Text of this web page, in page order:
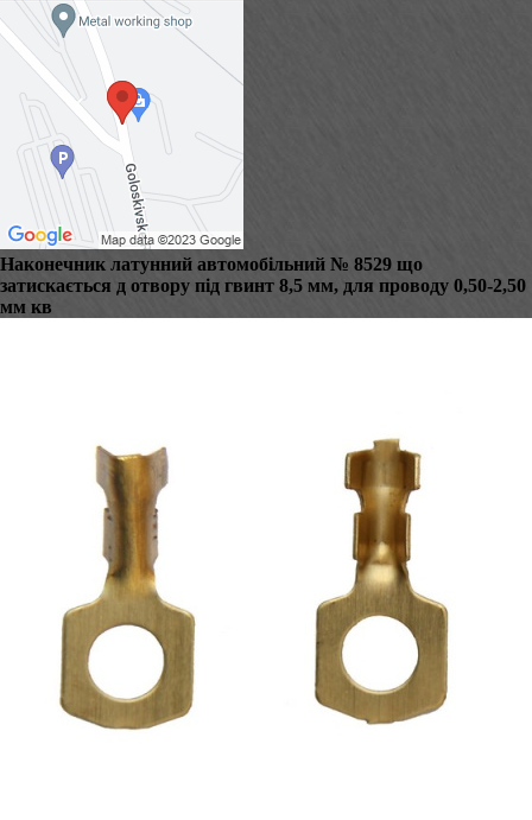
Наконечник латунний автомобільний № 8529 що
затискається д отвору під гвинт 8,5 мм, для проводу 0,50-2,50
мм кв